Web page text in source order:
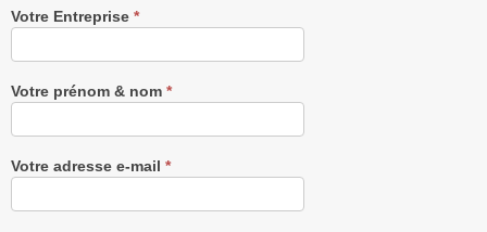
Recevez
notre
gratuitement
Votre Entreprise *
Votre prénom & nom *
Votre adresse e-mail *